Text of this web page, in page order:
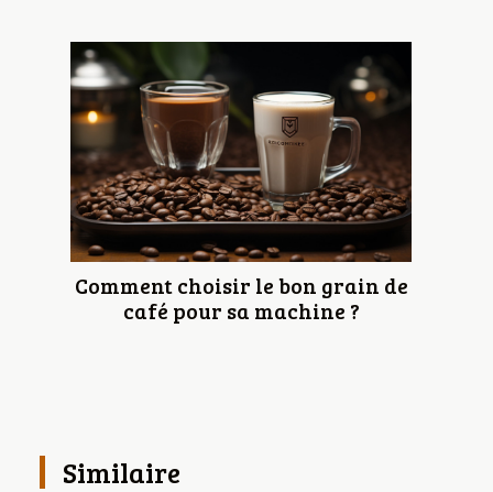
Comment choisir le bon grain de
café pour sa machine ?
Similaire